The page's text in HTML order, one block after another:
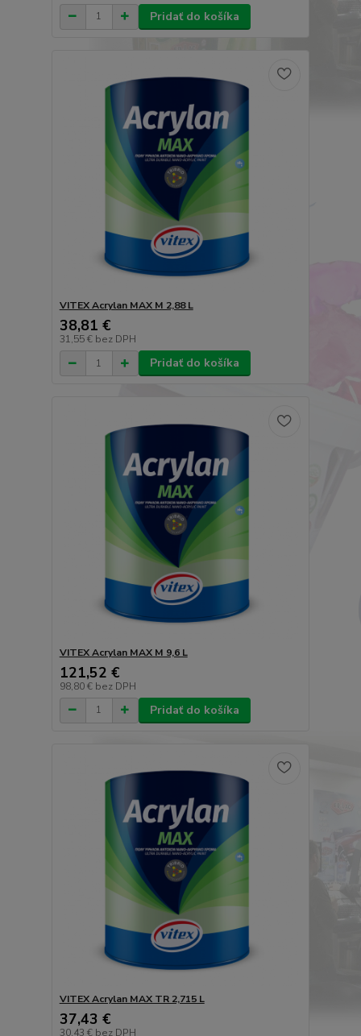
Pridať do košíka
VITEX Acrylan MAX M 2,88 L
38,81 €
31,55 € bez DPH
Pridať do košíka
VITEX Acrylan MAX M 9,6 L
121,52 €
98,80 € bez DPH
Pridať do košíka
VITEX Acrylan MAX TR 2,715 L
37,43 €
30,43 € bez DPH